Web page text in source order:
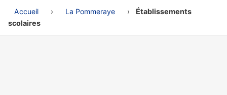
Accueil › La Pommeraye ›
Établissements
scolaires